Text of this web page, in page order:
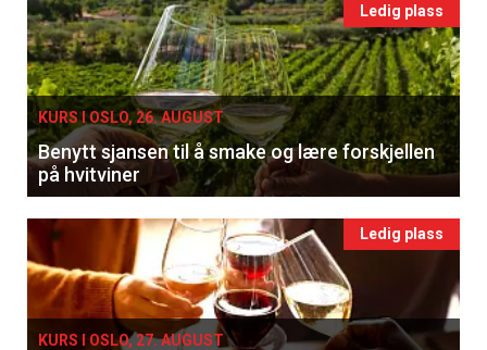
Ledig plass
KURS I OSLO, 26. AUGUST
Benytt sjansen til å smake og lære forskjellen
på hvitviner
Ledig plass
KURS I OSLO, 27. AUGUST